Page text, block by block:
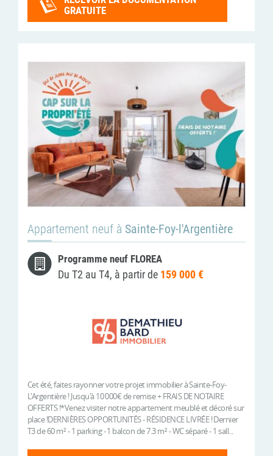
GRATUITE
Appartement neuf à Sainte-Foy-l'Argentière
Programme neuf FLOREA
Du T2 au T4, à partir de 159 000 €
Cet été, faites rayonner votre projet immobilier à Sainte-Foy-
L'Argentière ! Jusqu'à 10 000€ de remise + FRAIS DE NOTAIRE
OFFERTS !*Venez visiter notre appartement meublé et décoré sur
place !DERNIÈRES OPPORTUNITÉS - RÉSIDENCE LIVRÉE ! Dernier
T3 de 60 m² - 1 parking - 1 balcon de 7.3 m² - WC séparé - 1 sall...